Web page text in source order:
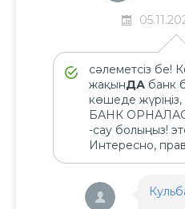
сәлеметсіз бе!
жақынДА банк
көшеде
БАНК
-сау болыңыз!
Интересно,